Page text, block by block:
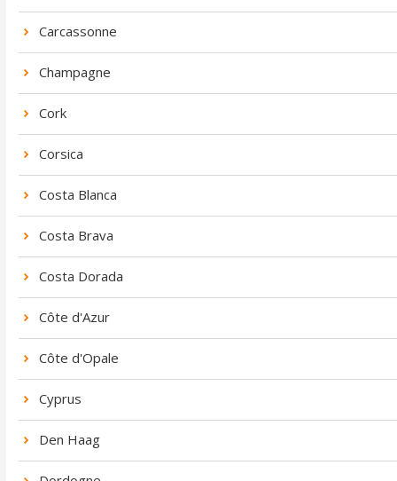
Carcassonne
Champagne
Cork
Corsica
Costa Blanca
Costa Brava
Costa Dorada
Côte d'Azur
Côte d'Opale
Cyprus
Den Haag